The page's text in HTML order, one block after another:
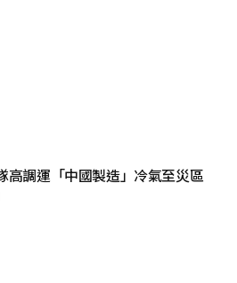
高調運「中國製造」冷氣至災區